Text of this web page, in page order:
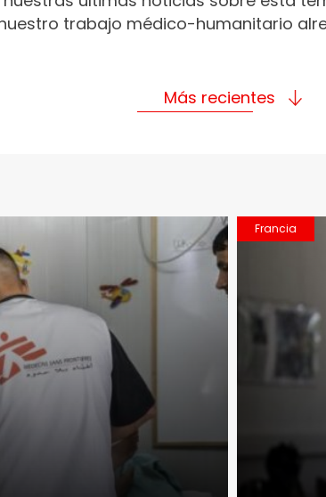
trabajo médico-humanitario
Más recientes
Francia